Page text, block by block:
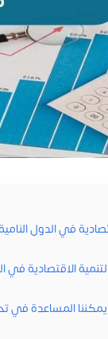
في الدول النامية
الاقتصادية في
المساعدة في